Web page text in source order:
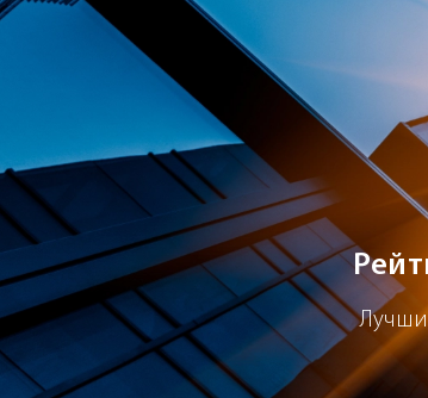
- Рейтинг кредитных